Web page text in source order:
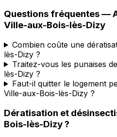
Questions fréquentes —
Ville-aux-Bois-lès-Dizy
Combien coûte une
lès-Dizy ?
Traitez-vous les punaises
lès-Dizy ?
Faut-il quitter le logement
Ville-aux-Bois-lès-Dizy ?
Dératisation et
Bois-lès-Dizy?